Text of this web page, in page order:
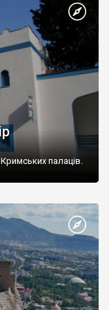
палаців.